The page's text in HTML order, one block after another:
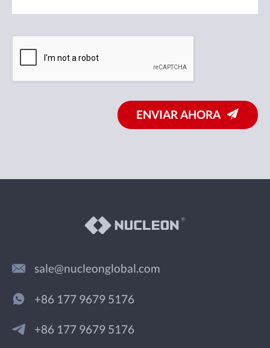
ENVIAR AHORA
sale@nucleonglobal.com
+86 177 9679 5176
+86 177 9679 5176